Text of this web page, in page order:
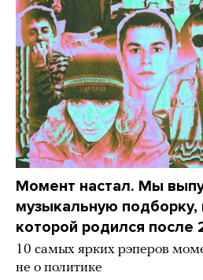
Момент настал. Мы
музыкальную
которой родился после
10 самых ярких рэперов
не о политике